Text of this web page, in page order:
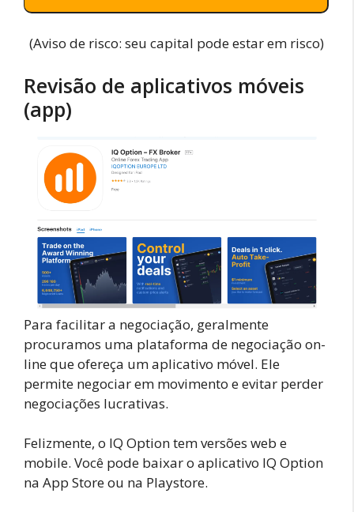
(Aviso de risco: seu capital pode estar em risco)
Revisão de aplicativos móveis
(app)
Para facilitar a negociação, geralmente
procuramos uma plataforma de negociação on-
line que ofereça um aplicativo móvel. Ele
permite negociar em movimento e evitar perder
negociações lucrativas.
Felizmente, o IQ Option tem versões web e
mobile. Você pode baixar o aplicativo IQ Option
na App Store ou na Playstore.